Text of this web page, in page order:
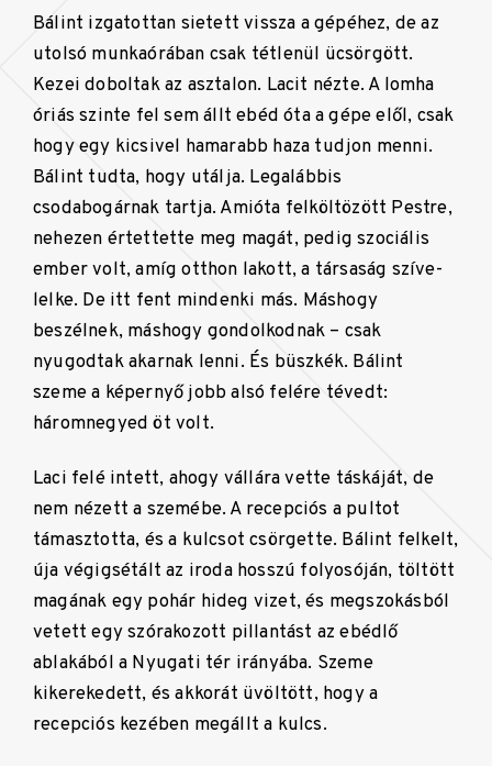
Bálint izgatottan sietett vissza a gépéhez, de az
utolsó munkaórában csak tétlenül ücsörgött.
Kezei doboltak az asztalon. Lacit nézte. A lomha
óriás szinte fel sem állt ebéd óta a gépe elől, csak
hogy egy kicsivel hamarabb haza tudjon menni.
Bálint tudta, hogy utálja. Legalábbis
csodabogárnak tartja. Amióta felköltözött Pestre,
nehezen értettette meg magát, pedig szociális
ember volt, amíg otthon lakott, a társaság szíve-
lelke. De itt fent mindenki más. Máshogy
beszélnek, máshogy gondolkodnak – csak
nyugodtak akarnak lenni. És büszkék. Bálint
szeme a képernyő jobb alsó felére tévedt:
háromnegyed öt volt.
Laci felé intett, ahogy vállára vette táskáját, de
nem nézett a szemébe. A recepciós a pultot
támasztotta, és a kulcsot csörgette. Bálint felkelt,
úja végigsétált az iroda hosszú folyosóján, töltött
magának egy pohár hideg vizet, és megszokásból
vetett egy szórakozott pillantást az ebédlő
ablakából a Nyugati tér irányába. Szeme
kikerekedett, és akkorát üvöltött, hogy a
recepciós kezében megállt a kulcs.